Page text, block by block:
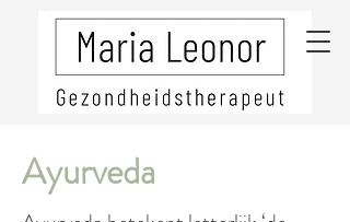
Ayurveda